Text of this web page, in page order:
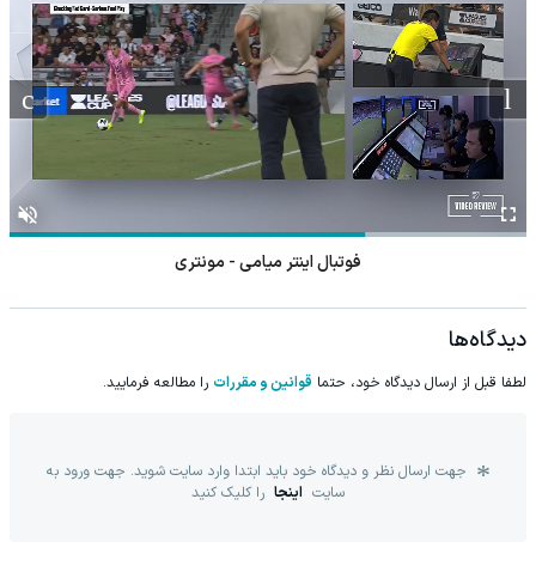
فوتبال اینتر میامی - مونتری
دیدگاه‌ها
لطفا قبل از ارسال دیدگاه خود، حتما قوانین و مقررات را مطالعه فرمایید.
جهت ارسال نظر و دیدگاه خود باید ابتدا وارد سایت شوید. جهت ورود به
سایت اینجا را کلیک کنید